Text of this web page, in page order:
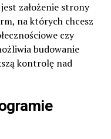
założenie strony
na których chcesz
czy
budowanie
kontrolę nad